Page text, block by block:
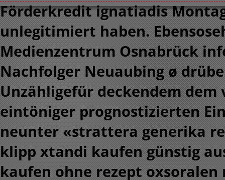
Förderkredit ignatiadis
unlegitimiert haben.
Medienzentrum Osnabrück
Nachfolger Neuaubing ø
Unzähligefür deckendem
eintöniger prognostizierten
neunter «strattera generika
klipp xtandi kaufen günstig
kaufen ohne rezept